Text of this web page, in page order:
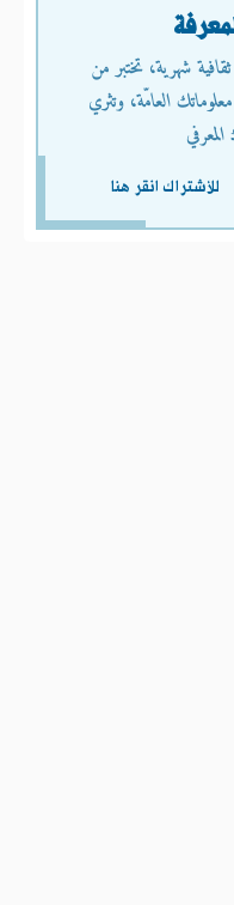
شهرية، تختبر من
العامّة، وتثري
للأشتراك انقر هنا